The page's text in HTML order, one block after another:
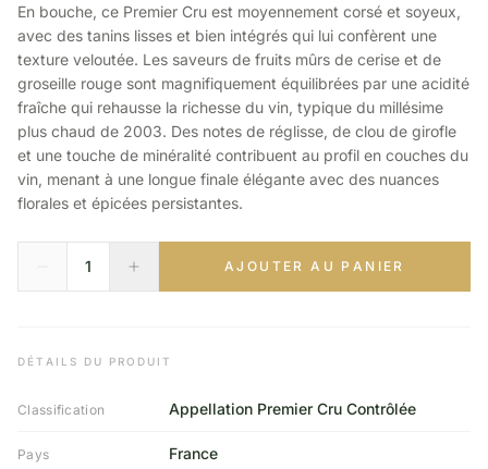
En bouche, ce Premier Cru est moyennement corsé et soyeux,
avec des tanins lisses et bien intégrés qui lui confèrent une
texture veloutée. Les saveurs de fruits mûrs de cerise et de
groseille rouge sont magnifiquement équilibrées par une acidité
fraîche qui rehausse la richesse du vin, typique du millésime
plus chaud de 2003. Des notes de réglisse, de clou de girofle
et une touche de minéralité contribuent au profil en couches du
vin, menant à une longue finale élégante avec des nuances
florales et épicées persistantes.
AJOUTER AU PANIER
DÉTAILS DU PRODUIT
Classification Appellation Premier Cru Contrôlée
Pays France